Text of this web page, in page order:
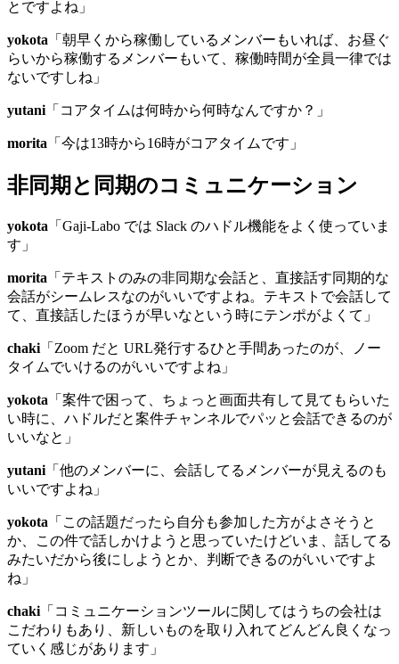
とですよね」
yokota 「朝早くから稼働しているメンバーもいれば、お昼ぐ
らいから稼働するメンバーもいて、稼働時間が全員一律では
ないですしね」
yutani 「コアタイムは何時から何時なんですか？」
morita 「今は13時から16時がコアタイムです」
非同期と同期のコミュニケーション
yokota 「Gaji-Labo では Slack のハドル機能をよく使っていま
す」
morita 「テキストのみの非同期な会話と、直接話す同期的な
会話がシームレスなのがいいですよね。テキストで会話して
て、直接話したほうが早いなという時にテンポがよくて」
chaki 「Zoom だと URL発行するひと手間あったのが、ノー
タイムでいけるのがいいですよね」
yokota 「案件で困って、ちょっと画面共有して見てもらいた
い時に、ハドルだと案件チャンネルでパッと会話できるのが
いいなと」
yutani 「他のメンバーに、会話してるメンバーが見えるのも
いいですよね」
yokota 「この話題だったら自分も参加した方がよさそうと
か、この件で話しかけようと思っていたけどいま、話してる
みたいだから後にしようとか、判断できるのがいいですよ
ね」
chaki 「コミュニケーションツールに関してはうちの会社は
こだわりもあり、新しいものを取り入れてどんどん良くなっ
ていく感じがあります」